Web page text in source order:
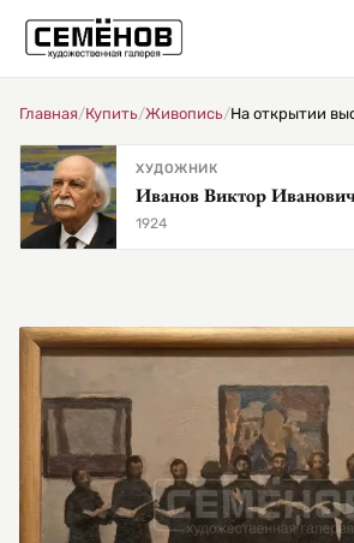
Главная/Купить/Живопись/На открытии
ХУДОЖНИК
Иванов Виктор
1924